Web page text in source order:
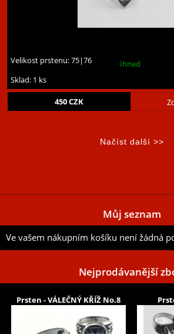
Velikost prstenu:75|76
ihned
Sklad: 1 ks
450CZK
Můj seznam
Ve vašem nákupním košíku není žádná
Nejprodávanější
Prsten - VÁLEČNÝ KŘÍŽ No.8